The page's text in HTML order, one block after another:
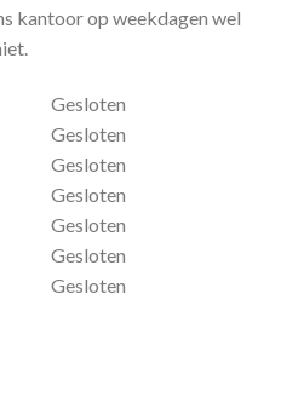
kantoor op weekdagen wel
Gesloten
Gesloten
Gesloten
Gesloten
Gesloten
Gesloten
Gesloten